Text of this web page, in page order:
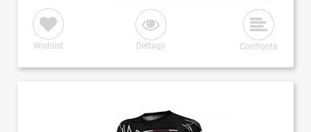
Wishlist Dettagli Confronta